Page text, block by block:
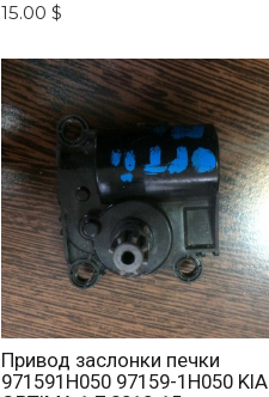
Optima 2010 -2015
15.00 $
Привод заслонки печки
971591H050 97159-1H050 KIA